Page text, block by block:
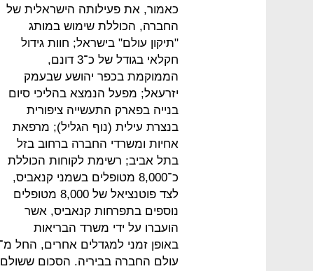
כאמור, את פעילותה הישראלית של
החברה, הכוללת שימוש במותג
"תיקון עולם" בישראל; חוות גידול
חקלאי בגודל של כ־3 דונם,
הממוקמת בכפר יהושע שבעמק
יזרעאל; מפעל הנמצא בהליכי סיום
בנייה בפארק התעשייה ציפורית
בנצרת עילית (נוף הגליל); מרפאת
אחיות ומשרדי החברה ברחוב בזל
בתל אביב; רשימת לקוחות הכוללת
כ־8,000 מטופלים בשמני קנאביס,
לצד פוטנציאל של 8,000 מטופלים
נוספים בתפרחות קנאביס, אשר
הועברו על ידי משרד הבריאות
עולם החברה בביריה. הסכום